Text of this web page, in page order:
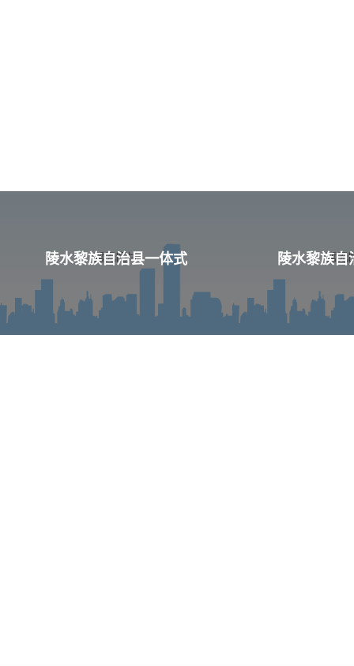
陵水黎族自治县一体式 陵水黎族自